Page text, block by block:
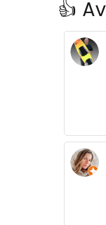
👍